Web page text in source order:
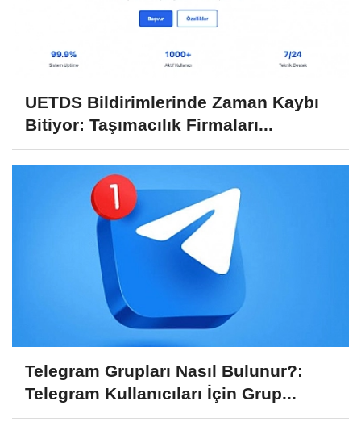
UETDS Bildirimlerinde Zaman Kaybı
Bitiyor: Taşımacılık Firmaları...
Telegram Grupları Nasıl Bulunur?:
Telegram Kullanıcıları İçin Grup...